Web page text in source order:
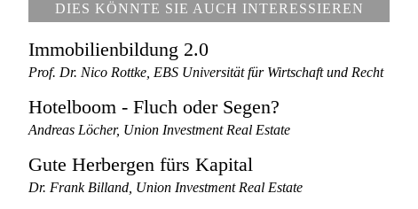
DIES KÖNNTE SIE AUCH INTERESSIEREN
Immobilienbildung 2.0
Prof. Dr. Nico Rottke, EBS Universität für Wirtschaft und Recht
Hotelboom - Fluch oder Segen?
Andreas Löcher, Union Investment Real Estate
Gute Herbergen fürs Kapital
Dr. Frank Billand, Union Investment Real Estate